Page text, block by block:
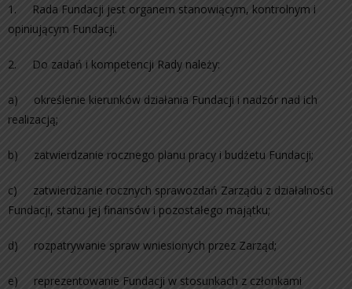
1. Rada Fundacji jest organem stanowiącym, kontrolnym i
opiniującym Fundacji.
2. Do zadań i kompetencji Rady należy:
a) określenie kierunków działania Fundacji i nadzór nad ich
realizacją;
b) zatwierdzanie rocznego planu pracy i budżetu Fundacji;
c) zatwierdzanie rocznych sprawozdań Zarządu z działalności
Fundacji, stanu jej finansów i pozostałego majątku;
d) rozpatrywanie spraw wniesionych przez Zarząd;
e) reprezentowanie Fundacji w stosunkach z członkami